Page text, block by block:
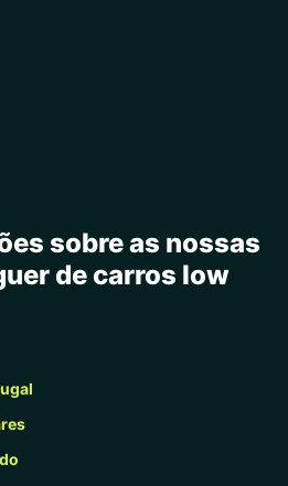
sobre as nossas
de carros low